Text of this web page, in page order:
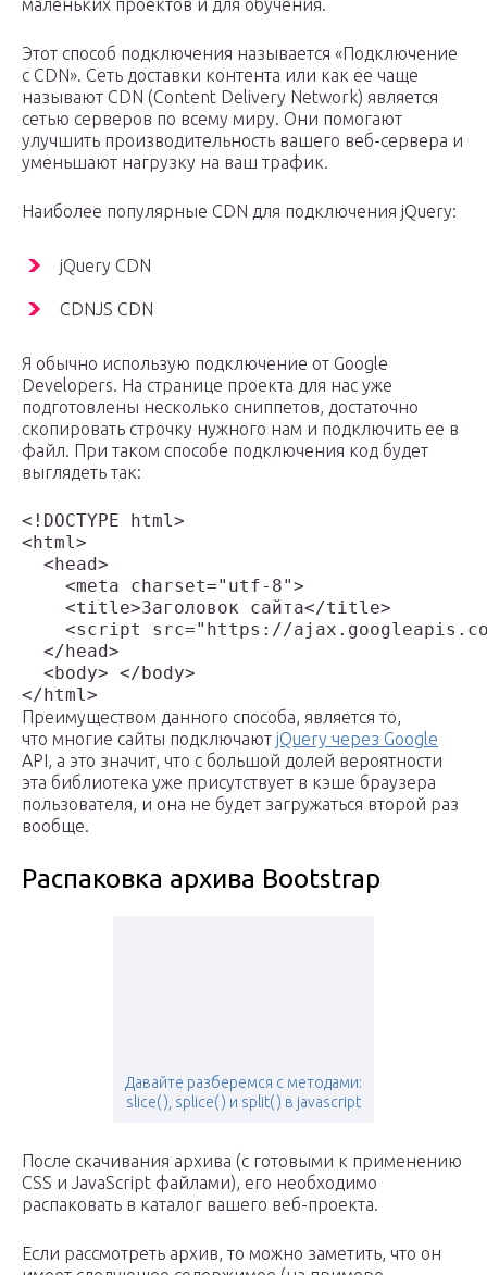
маленьких проектов и для обучения.
Этот способ подключения называется «Подключение
с CDN». Сеть доставки контента или как ее чаще
называют CDN (Content Delivery Network) является
сетью серверов по всему миру. Они помогают
улучшить производительность вашего веб-сервера и
уменьшают нагрузку на ваш трафик.
Наиболее популярные CDN для подключения jQuery:
jQuery CDN
CDNJS CDN
Я обычно использую подключение от Google
Developers. На странице проекта для нас уже
подготовлены несколько сниппетов, достаточно
скопировать строчку нужного нам и подключить ее в
файл. При таком способе подключения код будет
выглядеть так:
<!DOCTYPE html>
<html>
  <head>
    <meta charset="utf-8">
    <title>Заголовок сайта</title>
<script src="https://
  </head>
  <body> </body>
</html>
Преимуществом данного способа, является то,
что многие сайты подключают jQuery через Google
API, а это значит, что с большой долей вероятности
эта библиотека уже присутствует в кэше браузера
пользователя, и она не будет загружаться второй раз
вообще.
Распаковка архива Bootstrap
Давайте разберемся с методами:
slice( ), splice( ) и split( ) в javascript
После скачивания архива (с готовыми к применению
CSS и JavaScript файлами), его необходимо
распаковать в каталог вашего веб-проекта.
Если рассмотреть архив, то можно заметить, что он